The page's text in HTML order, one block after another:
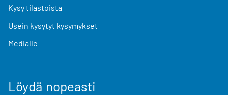
Kysy tilastoista
Usein kysytyt kysymykset
Medialle
Löydä nopeasti